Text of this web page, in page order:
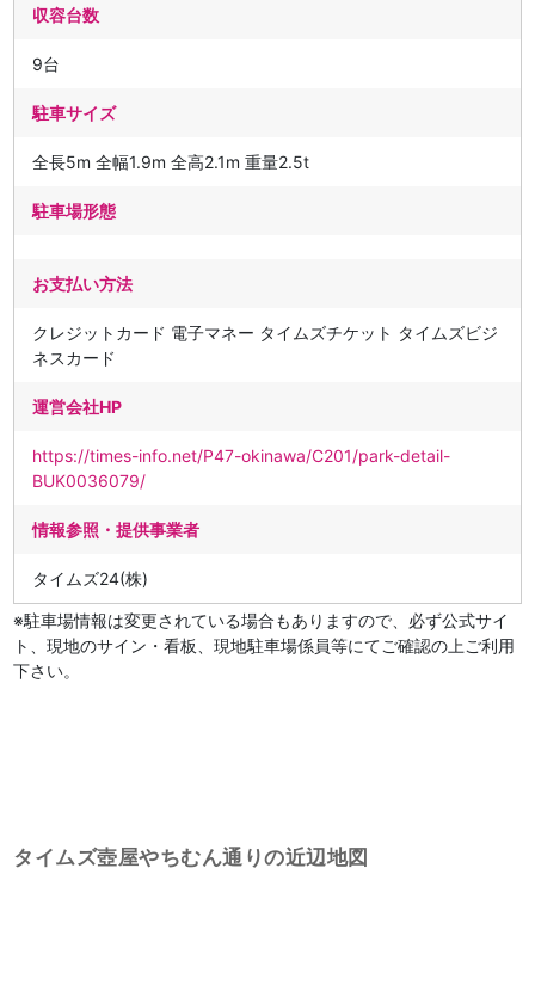
収容台数
9台
駐車サイズ
全長5m 全幅1.9m 全高2.1m 重量2.5t
駐車場形態
お支払い方法
クレジットカード 電子マネー タイムズチケット タイムズビジ
ネスカード
運営会社HP
https://times-info.net/P47-okinawa/C201/park-detail-
BUK0036079/
情報参照・提供事業者
タイムズ24(株)
※駐車場情報は変更されている場合もありますので、必ず公式サイ
ト、現地のサイン・看板、現地駐車場係員等にてご確認の上ご利用
下さい。
タイムズ壺屋やちむん通りの近辺地図